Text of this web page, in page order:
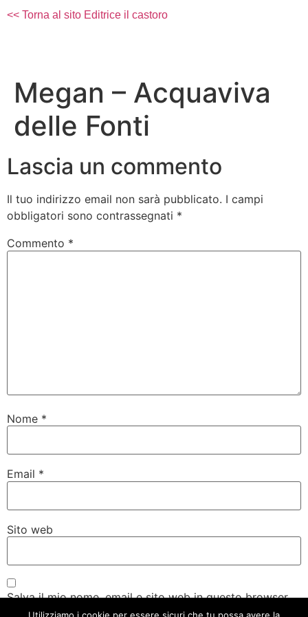
<< Torna al sito Editrice il castoro
Megan – Acquaviva
delle Fonti
Lascia un commento
Il tuo indirizzo email non sarà pubblicato. I campi
obbligatori sono contrassegnati *
Commento *
Nome *
Email *
Sito web
Salva il mio nome, email e sito web in questo browser
per la prossima volta che commento.